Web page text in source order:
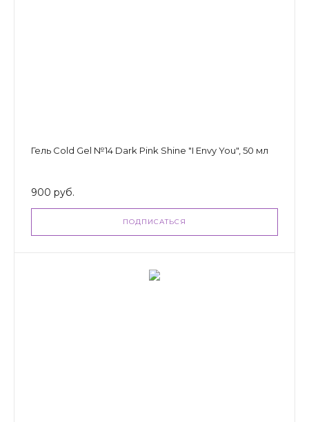
Гель Cold Gel №14 Dark Pink Shine "I Envy You", 50 мл
900 руб.
ПОДПИСАТЬСЯ